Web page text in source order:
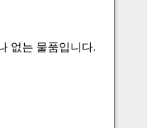
없는 물품입니다.